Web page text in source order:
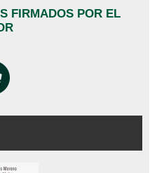
FIRMADOS POR EL